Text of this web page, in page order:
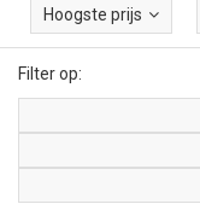
Hoogste prijs
Filter op: